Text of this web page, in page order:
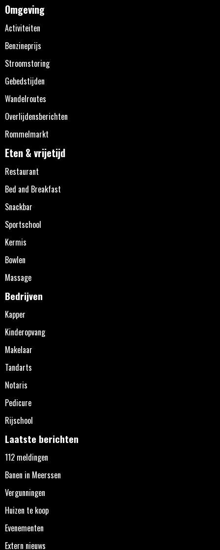
Omgeving
Activiteiten
Benzineprijs
Stroomstoring
Gebedstijden
Wandelroutes
Overlijdensberichten
Rommelmarkt
Eten & vrijetijd
Restaurant
Bed and Breakfast
Snackbar
Sportschool
Kermis
Bowlen
Massage
Bedrijven
Kapper
Kinderopvang
Makelaar
Tandarts
Notaris
Pedicure
Rijschool
Laatste berichten
112 meldingen
Banen in Meerssen
Vergunningen
Huizen te koop
Evenementen
Extern nieuws